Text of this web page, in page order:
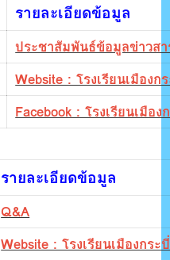
รายละเอียดข้อมูล
ประชาสัมพันธ์ข้อมูลข่าวสา
Website : โรงเรียนเมืองก
Facebook : โรงเรียนเมือง
รายละเอียดข้อมูล
Q&A
Website : โรงเรียนเมืองกระบี่